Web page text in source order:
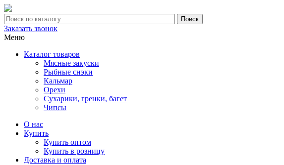
Заказать звонок
Меню
Каталог товаров
Мясные закуски
Рыбные снэки
Кальмар
Орехи
Сухарики, гренки, багет
Чипсы
О нас
Купить
Купить оптом
Купить в розницу
Доставка и оплата